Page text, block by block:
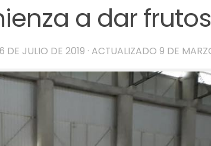
a dar frutos
DE JULIO DE 2019 · ACTUALIZADO 9 DE